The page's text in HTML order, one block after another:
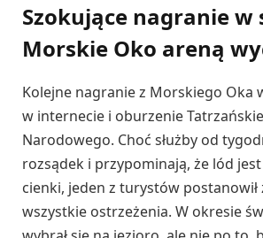
Szokujące nagranie w
Morskie Oko areną
Kolejne nagranie z Morskiego Oka
w internecie i oburzenie
Narodowego. Choć służby od
rozsądek i przypominają, że lód
cienki, jeden z turystów
wszystkie ostrzeżenia. W okresie